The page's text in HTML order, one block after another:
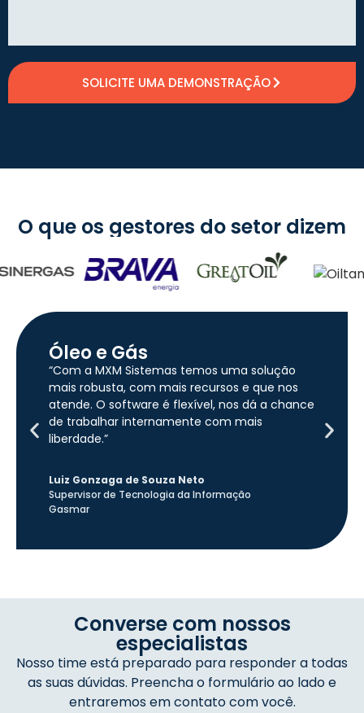
SOLICITE UMA DEMONSTRAÇÃO
O que os gestores do setor dizem
Óleo e Gás
“Com a MXM Sistemas temos uma solução
mais robusta, com mais recursos e que nos
atende. O software é flexível, nos dá a chance
de trabalhar internamente com mais
liberdade.”
Luiz Gonzaga de Souza Neto
Supervisor de Tecnologia da Informação
Gasmar
Converse com nossos
especialistas
Nosso time está preparado para responder a todas
as suas dúvidas. Preencha o formulário ao lado e
entraremos em contato com você.